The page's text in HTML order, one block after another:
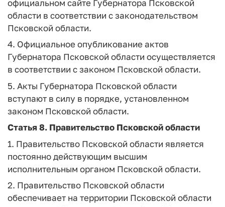
официальном сайте Губернатора Псковской
области в соответствии с законодательством
Псковской области.
4. Официальное опубликование актов
Губернатора Псковской области осуществляется
в соответствии с законом Псковской области.
5. Акты Губернатора Псковской области
вступают в силу в порядке, установленном
законом Псковской области.
Статья 8. Правительство Псковской области
1. Правительство Псковской области является
постоянно действующим высшим
исполнительным органом Псковской области.
2. Правительство Псковской области
обеспечивает на территории Псковской области